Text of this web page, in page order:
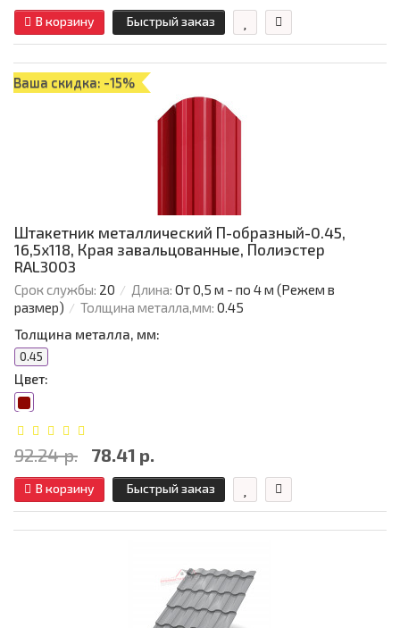
В корзину Быстрый заказ
Ваша скидка: -15%
Штакетник металлический П-образный-0.45,
16,5х118, Края завальцованные, Полиэстер
RAL3003
Срок службы: 20 Длина: От 0,5 м - по 4 м (Режем в
размер)
Толщина металла,мм: 0.45
Толщина металла, мм:
0.45
Цвет:
92.24 р. 78.41 р.
В корзину Быстрый заказ